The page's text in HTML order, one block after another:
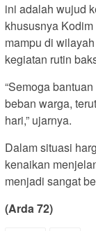
ini adalah wujud
khususnya
mampu di
kegiatan rutin
“Semoga
beban warga,
hari,” ujarnya.
Dalam situasi
kenaikan
menjadi sangat
(Arda 72)